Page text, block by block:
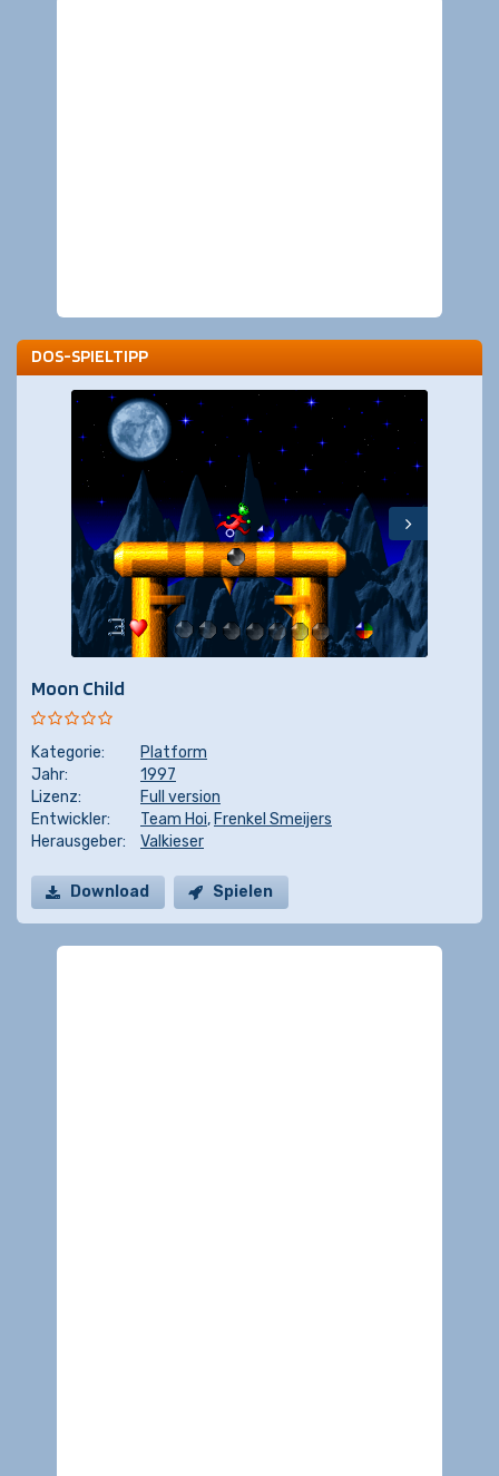
DOS-SPIELTIPP
Moon Child
Kategorie:
Platform
Jahr:
1997
Lizenz:
Full version
Entwickler:
Team Hoi, Frenkel Smeijers
Herausgeber:
Valkieser
Download Spielen